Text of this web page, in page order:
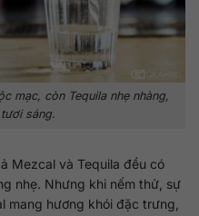
mạc, còn Tequila nhẹ nhàng,
sáng.
Mezcal và Tequila đều có
nhẹ. Nhưng khi nếm thử, sự
mang hương khói đặc trưng,